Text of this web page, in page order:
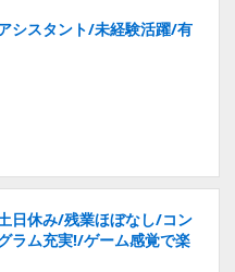
シスタント/未経験活躍/有
日休み/残業ほぼなし/コン
ラム充実!/ゲーム感覚で楽